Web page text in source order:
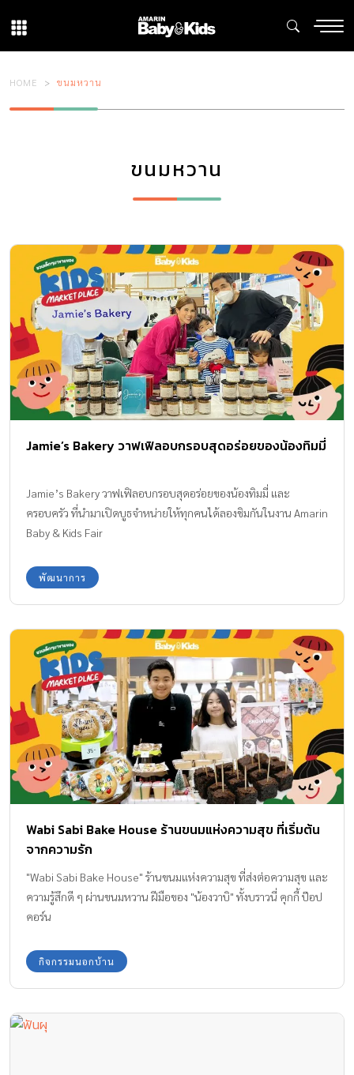
HOME ขนมหวาน
ขนมหวาน
Jamie’s Bakery วาฟเฟิลอบกรอบสุดอร่อยของน้องทิมมี่
Jamie’s Bakery วาฟเฟิลอบกรอบสุดอร่อยของน้องทิมมี่ และ
ครอบครัว ที่นำมาเปิดบูธจำหน่ายให้ทุกคนได้ลองชิมกันในงาน Amarin
Baby & Kids Fair
พัฒนาการ
Wabi Sabi Bake House ร้านขนมแห่งความสุข ที่เริ่มต้น
จากความรัก
"Wabi Sabi Bake House" ร้านขนมแห่งความสุข ที่ส่งต่อความสุข และ
ความรู้สึกดี ๆ ผ่านขนมหวาน ฝีมือของ "น้องวาบิ" ทั้งบราวนี่ คุกกี้ ป๊อป
คอร์น
กิจกรรมนอกบ้าน